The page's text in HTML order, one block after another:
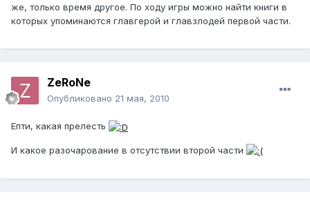
же, только время другое. По ходу игры можно найти книги в
которых упоминаются главгерой и главзлодей первой части.
ZeRoNe
Опубликовано 21 мая, 2010
Епти, какая прелесть
И какое разочарование в отсутствии второй части